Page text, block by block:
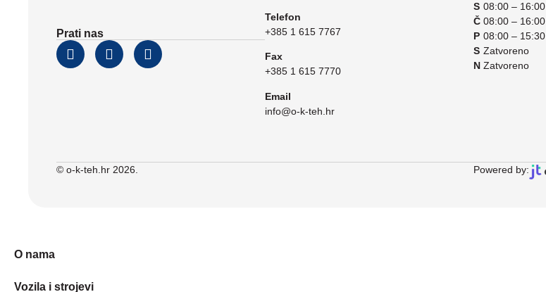
Prati nas
Telefon
+385 1 615 7767
Fax
+385 1 615 7770
Email
info@o-k-teh.hr
S
Č
P
S
N
08:00 – 16:00
08:00 – 16:00
08:00 – 15:30
Zatvoreno
Zatvoreno
© o-k-teh.hr 2026.
Powered by:
O nama
Vozila i strojevi